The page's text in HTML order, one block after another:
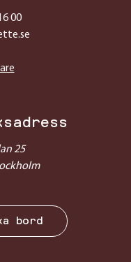
00
25
bord